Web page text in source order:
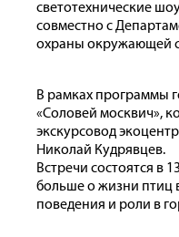
светотехнические
совместно с
охраны окружающей
В рамках программы
«Соловей москвич»,
экскурсовод
Николай Кудрявцев.
Встречи состоятся в
больше о жизни птиц
поведения и роли в